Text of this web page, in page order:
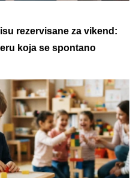
rezervisane za vikend:
koja se spontano